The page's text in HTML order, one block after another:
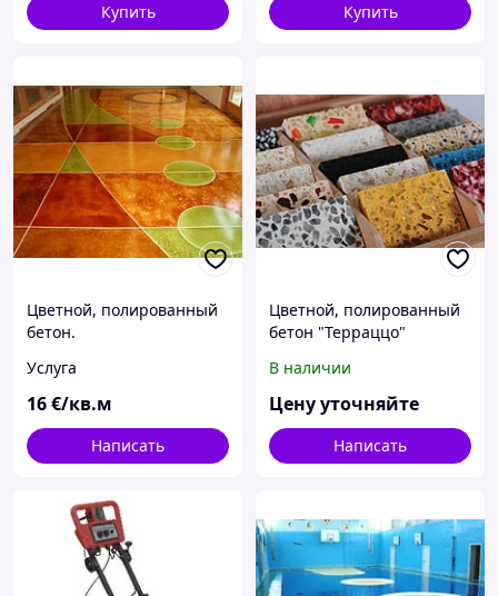
Купить Купить
Цветной, полированный
бетон.
Услуга
16€/кв.м
Написать
Цветной, полированный
бетон "Терраццо"
В наличии
Цену уточняйте
Написать